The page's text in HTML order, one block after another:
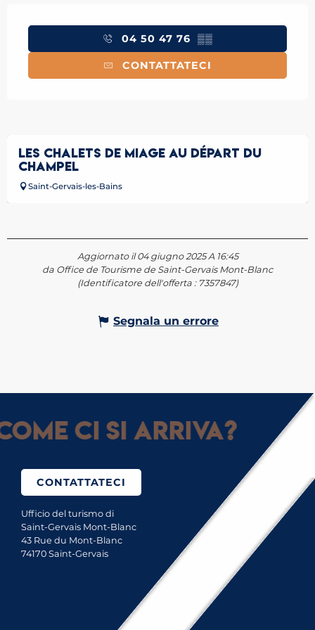
04 50 47 76 ▒▒
CONTATTATECI
LES CHALETS DE MIAGE AU DÉPART DU
CHAMPEL
Saint-Gervais-les-Bains
Aggiornato il 04 giugno 2025 A 16:45
da Office de Tourisme de Saint-Gervais Mont-Blanc
(Identificatore dell'offerta : 7357847)
Segnala un errore
ci si arriva?
CONTATTATECI
Ufficio del turismo di
Saint-Gervais Mont-Blanc
43 Rue du Mont-Blanc
74170 Saint-Gervais